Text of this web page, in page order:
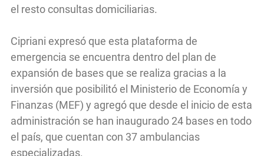
el resto consultas domiciliarias.
Cipriani expresó que esta plataforma de
emergencia se encuentra dentro del plan de
expansión de bases que se realiza gracias a la
inversión que posibilitó el Ministerio de Economía y
Finanzas (MEF) y agregó que desde el inicio de esta
administración se han inaugurado 24 bases en todo
el país, que cuentan con 37 ambulancias
especializadas.